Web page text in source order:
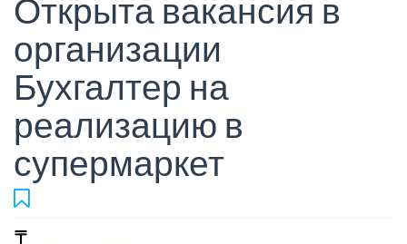
Открыта вакансия в
организации
Бухгалтер на
реализацию в
супермаркет